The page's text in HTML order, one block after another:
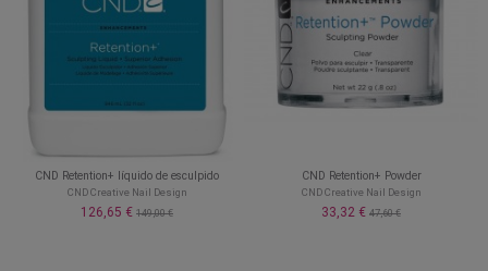
CND Retention+ líquido de esculpido
CND Creative Nail Design
126,65 € 149,00 €
CND Retention+ Powder
CND Creative Nail Design
33,32 € 47,60 €